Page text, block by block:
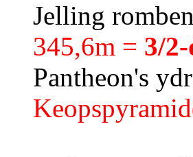
Jelling
345,6m = 3/
Pantheon's